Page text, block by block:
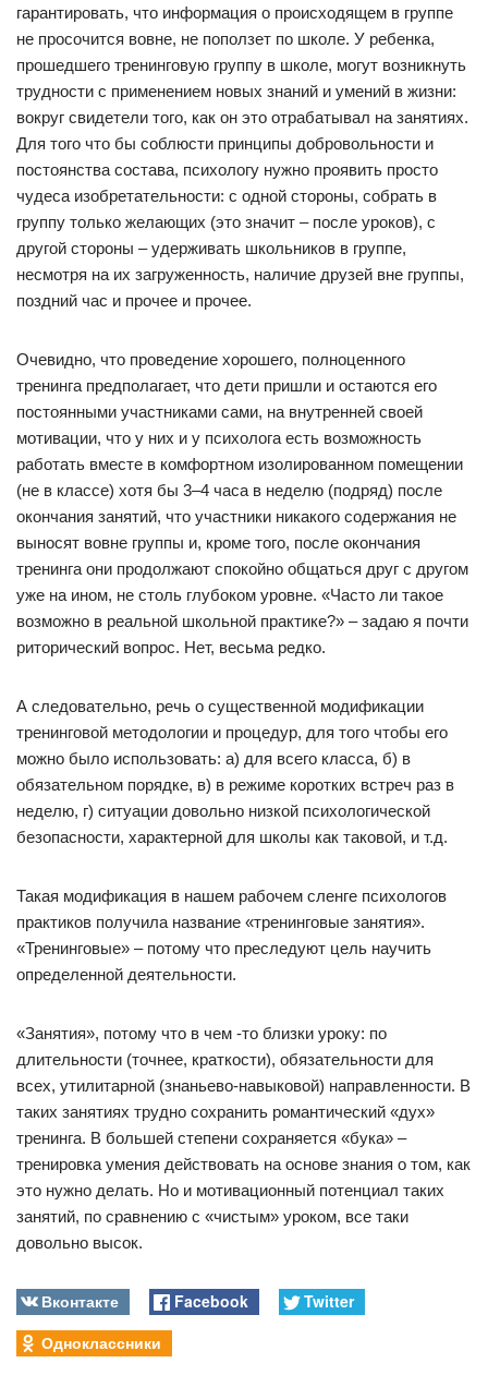
гарантировать, что информация о происходящем в группе
не просочится вовне, не поползет по школе. У ребенка,
прошедшего тренинговую группу в школе, могут возникнуть
трудности с применением новых знаний и умений в жизни:
вокруг свидетели того, как он это отрабатывал на занятиях.
Для того что бы соблюсти принципы добровольности и
постоянства состава, психологу нужно проявить просто
чудеса изобретательности: с одной стороны, собрать в
группу только желающих (это значит – после уроков), с
другой стороны – удерживать школьников в группе,
несмотря на их загруженность, наличие друзей вне группы,
поздний час и прочее и прочее.
Очевидно, что проведение хорошего, полноценного
тренинга предполагает, что дети пришли и остаются его
постоянными участниками сами, на внутренней своей
мотивации, что у них и у психолога есть возможность
работать вместе в комфортном изолированном помещении
(не в классе) хотя бы 3–4 часа в неделю (подряд) после
окончания занятий, что участники никакого содержания не
выносят вовне группы и, кроме того, после окончания
тренинга они продолжают спокойно общаться друг с другом
уже на ином, не столь глубоком уровне. «Часто ли такое
возможно в реальной школьной практике?» – задаю я почти
риторический вопрос. Нет, весьма редко.
А следовательно, речь о существенной модификации
тренинговой методологии и процедур, для того чтобы его
можно было использовать: а) для всего класса, б) в
обязательном порядке, в) в режиме коротких встреч раз в
неделю, г) ситуации довольно низкой психологической
безопасности, характерной для школы как таковой, и т.д.
Такая модификация в нашем рабочем сленге психологов
практиков получила название «тренинговые занятия».
«Тренинговые» – потому что преследуют цель научить
определенной деятельности.
«Занятия», потому что в чем -то близки уроку: по
длительности (точнее, краткости), обязательности для
всех, утилитарной (знаньево-навыковой) направленности. В
таких занятиях трудно сохранить романтический «дух»
тренинга. В большей степени сохраняется «бука» –
тренировка умения действовать на основе знания о том, как
это нужно делать. Но и мотивационный потенциал таких
занятий, по сравнению с «чистым» уроком, все таки
довольно высок.
Вконтакте Facebook
Twitter
Одноклассники